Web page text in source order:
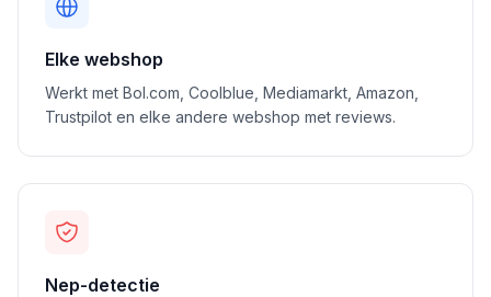
Elke webshop
Werkt met Bol.com, Coolblue, Mediamarkt, Amazon,
Trustpilot en elke andere webshop met reviews.
Nep-detectie